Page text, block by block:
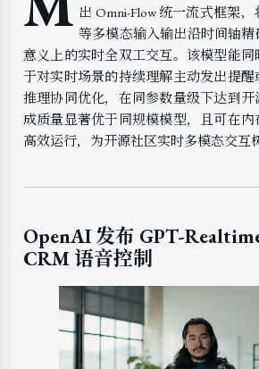
出 Omni-Flow 统一流式框架
等多模态输入输出沿时间轴
意义上的实时全双工交互。该模型能
于对实时场景的持续理解主动发出提
推理协同优化，在同参数量级下达到
成质量显著优于同规模模型，且可在
高效运行，为开源社区实时多模态交互
OpenAI 发布 GPT-
CRM 语音控制